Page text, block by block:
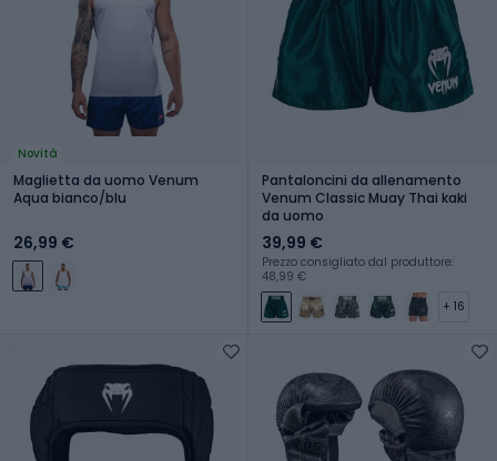
Novità
Maglietta da uomo Venum
Aqua bianco/blu
26,99 €
Pantaloncini da allenamento
Venum Classic Muay Thai kaki
da uomo
39,99 €
Prezzo consigliato dal produttore:
48,99 €
+ 16